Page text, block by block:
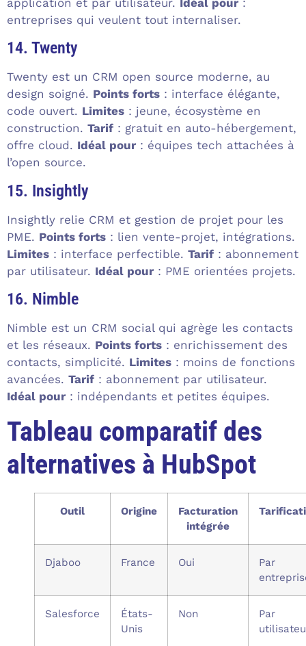
application et par utilisateur. Idéal pour :
entreprises qui veulent tout internaliser.
14. Twenty
Twenty est un CRM open source moderne, au
design soigné. Points forts : interface élégante,
code ouvert. Limites : jeune, écosystème en
construction. Tarif : gratuit en auto-hébergement,
offre cloud. Idéal pour : équipes tech attachées à
l’open source.
15. Insightly
Insightly relie CRM et gestion de projet pour les
PME. Points forts : lien vente-projet, intégrations.
Limites : interface perfectible. Tarif : abonnement
par utilisateur. Idéal pour : PME orientées projets.
16. Nimble
Nimble est un CRM social qui agrège les contacts
et les réseaux. Points forts : enrichissement des
contacts, simplicité. Limites : moins de fonctions
avancées. Tarif : abonnement par utilisateur.
Idéal pour : indépendants et petites équipes.
Tableau comparatif des
alternatives à HubSpot
Outil Origine
Facturation
intégrée
Djaboo France Oui
Par
Salesforce
États-
Unis
Non
Par